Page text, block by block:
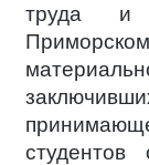
труда и
студентов